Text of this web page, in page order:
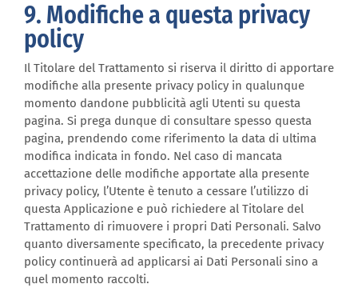
9. Modifiche a questa privacy
policy
Il Titolare del Trattamento si riserva il diritto di apportare
modifiche alla presente privacy policy in qualunque
momento dandone pubblicità agli Utenti su questa
pagina. Si prega dunque di consultare spesso questa
pagina, prendendo come riferimento la data di ultima
modifica indicata in fondo. Nel caso di mancata
accettazione delle modifiche apportate alla presente
privacy policy, l’Utente è tenuto a cessare l’utilizzo di
questa Applicazione e può richiedere al Titolare del
Trattamento di rimuovere i propri Dati Personali. Salvo
quanto diversamente specificato, la precedente privacy
policy continuerà ad applicarsi ai Dati Personali sino a
quel momento raccolti.